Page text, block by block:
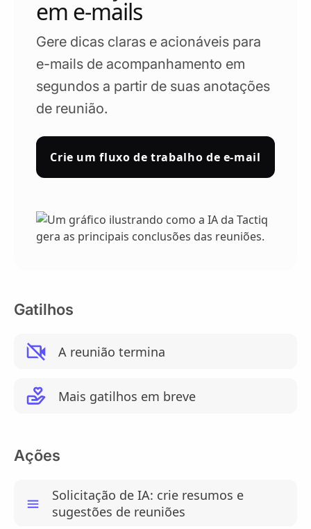
em e-mails
Gere dicas claras e acionáveis para
e-mails de acompanhamento em
segundos a partir de suas anotações
de reunião.
Crie um fluxo de trabalho de e-mail
Gatilhos
A reunião termina
Mais gatilhos em breve
Ações
Solicitação de IA: crie resumos e
sugestões de reuniões